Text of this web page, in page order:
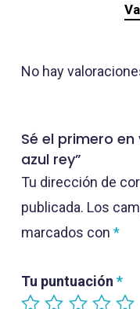
No hay
Sé el primero
azul rey”
Tu dirección de
publicada. Los
marcados con *
Tu puntuación *